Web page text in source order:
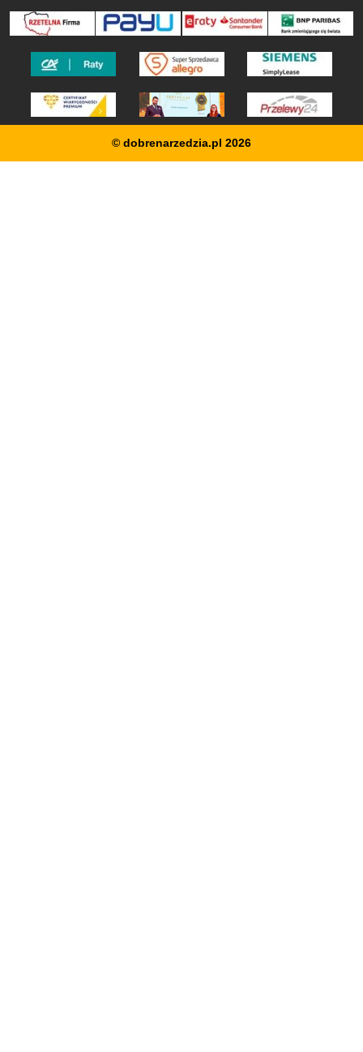
© dobrenarzedzia.pl 2026